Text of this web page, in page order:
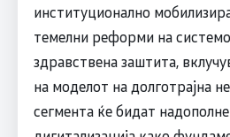
институционално
темелни реформи на
здравствена заштита,
на моделот на долготрајна
сегментa ќе бидат